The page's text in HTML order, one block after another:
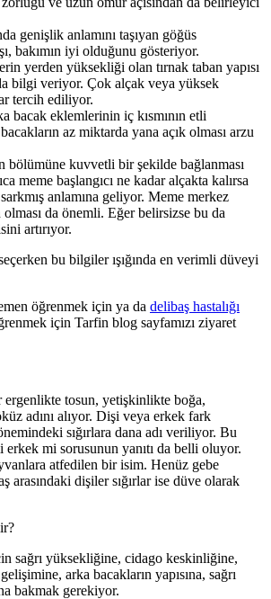
genişlik anlamını taşıyan göğüs
bakımın iyi olduğunu gösteriyor.
yerden yüksekliği olan tırnak taban yapısı
bilgi veriyor. Çok alçak veya yüksek
tercih ediliyor.
bacak eklemlerinin iç kısmının etli
az miktarda yana açık olması arzu
bölümüne kuvvetli bir şekilde bağlanması
meme başlangıcı ne kadar alçakta kalırsa
anlamına geliyor. Meme merkez
olması da önemli. Eğer belirsizse bu da
artırıyor.
bu bilgiler ışığında en verimli düveyi
öğrenmek için ya da delibaş hastalığı
için Tarfin blog sayfamızı ziyaret
ergenlikte tosun, yetişkinlikte boğa,
adını alıyor. Dişi veya erkek fark
sığırlara dana adı veriliyor. Bu
mi sorusunun yanıtı da belli oluyor.
atfedilen bir isim. Henüz gebe
arasındaki dişiler sığırlar ise düve olarak
sağrı yüksekliğine, cidago keskinliğine,
arka bacakların yapısına, sağrı
bakmak gerekiyor.